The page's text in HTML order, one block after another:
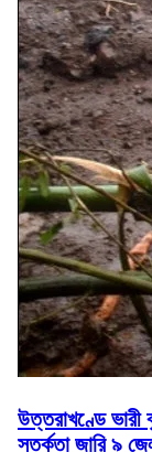
উত্তরাখণ্ডে ভারী
সতর্কতা জারি ৯